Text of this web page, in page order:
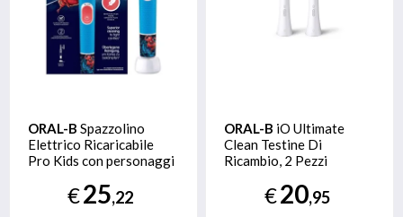
ORAL-B Spazzolino
Elettrico Ricaricabile
Pro Kids con personaggi
Testine, da 3 Anni In Su. 1
Spazzolino
€25,22
ORAL-B iO Ultimate
Clean Testine Di
Ricambio, 2 Pezzi
€20,95